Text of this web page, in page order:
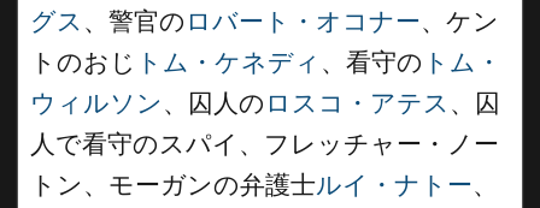
グス 、警官の ロバート・オコナー、ケン
トのおじ トム・ケネディ 、看守の トム・
ウィルソン 、囚人の ロスコ・アテス 、囚
人で看守のスパイ、フレッチャー・ノー
トン、モーガンの弁護士ルイ・ナトー、